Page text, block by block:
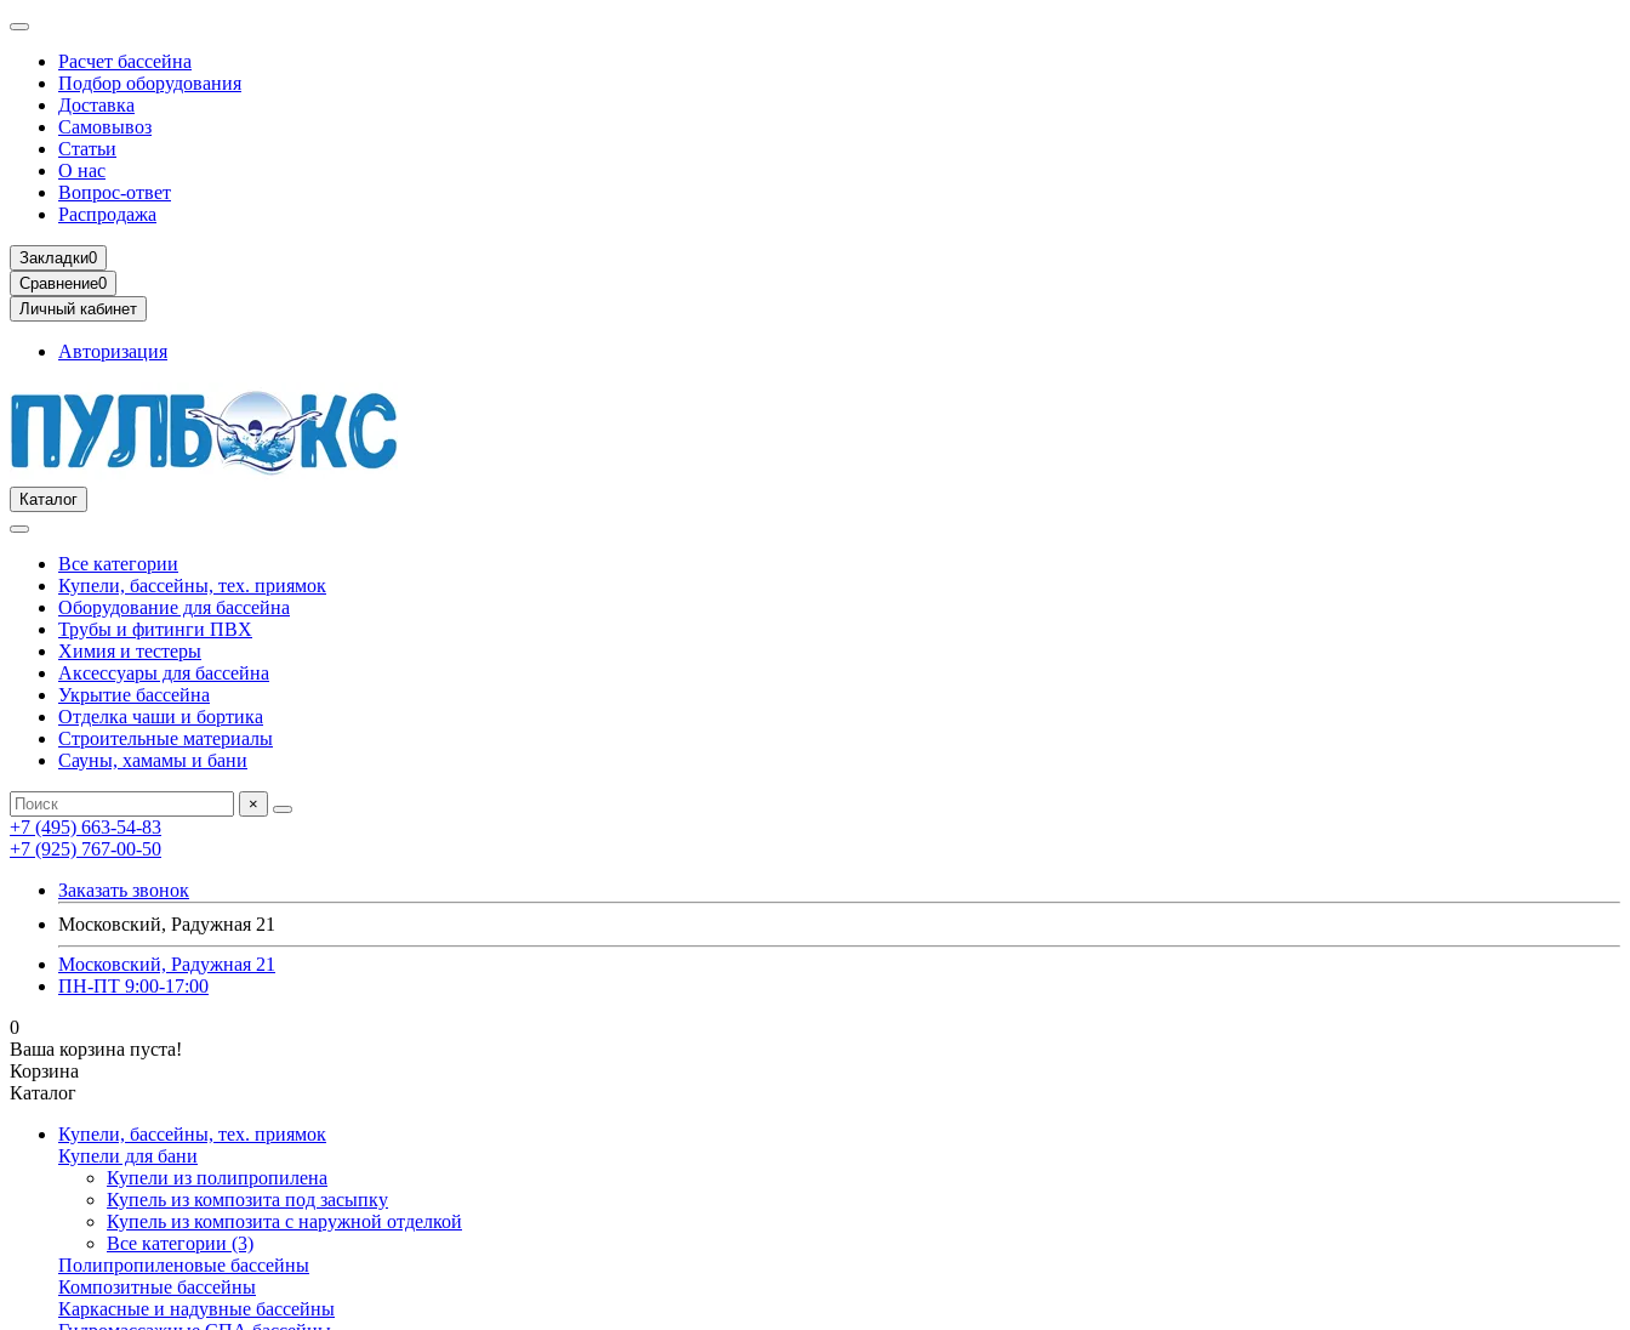
Расчет бассейна
Подбор оборудования
Доставка
Самовывоз
Статьи
О нас
Вопрос-ответ
Распродажа
Закладки0
Сравнение0
Личный кабинет
Авторизация
Каталог
Все категории
Купели, бассейны, тех. приямок
Оборудование для бассейна
Трубы и фитинги ПВХ
Химия и тестеры
Аксессуары для бассейна
Укрытие бассейна
Отделка чаши и бортика
Строительные материалы
Сауны, хамамы и бани
×
+7 (495) 663-54-83
+7 (925) 767-00-50
Заказать звонок
Московский, Радужная 21
Московский, Радужная 21
ПН-ПТ 9:00-17:00
0
Ваша корзина пуста!
Корзина
Каталог
Купели, бассейны, тех. приямок
Купели для бани
Купели из полипропилена
Купель из композита под засыпку
Купель из композита с наружной отделкой
Все категории (3)
Полипропиленовые бассейны
Композитные бассейны
Каркасные и надувные бассейны